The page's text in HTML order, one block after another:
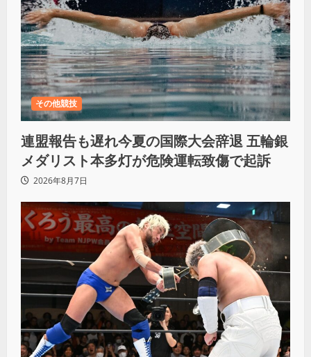
その他競技
連盟報告も遅れ今夏の国際大会辞退 五輪銀
メダリスト本多灯が危険運転致傷で起訴
2026年8月7日